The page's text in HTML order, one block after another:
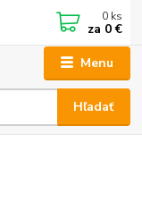
Menu
Hľadať
0 ks
za 0 €